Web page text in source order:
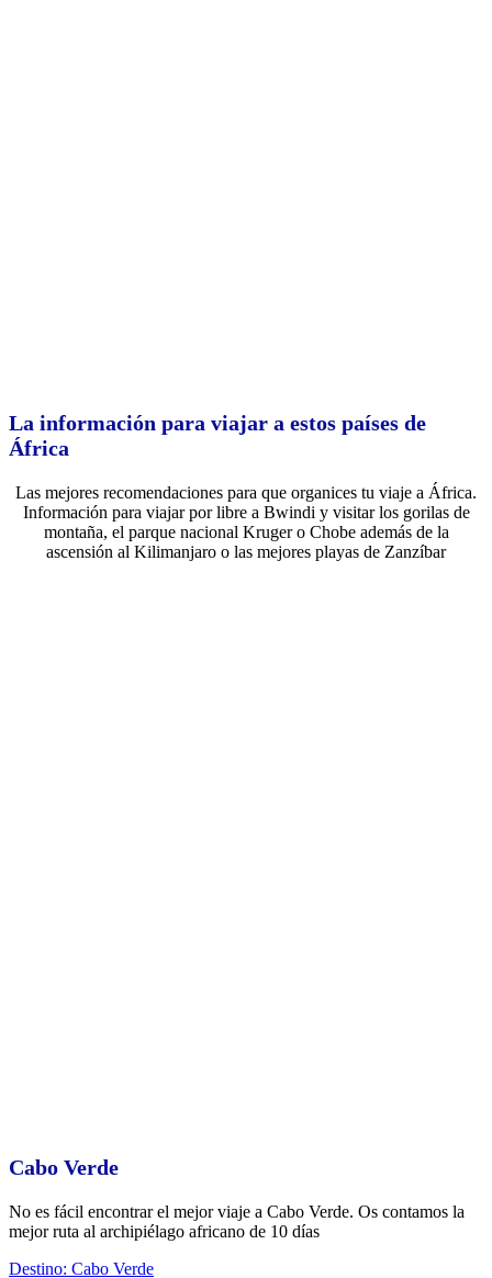
La información para viajar a estos países de
África
Las mejores recomendaciones para que organices tu viaje a África.
Información para viajar por libre a Bwindi y visitar los gorilas de
montaña, el parque nacional Kruger o Chobe además de la
ascensión al Kilimanjaro o las mejores playas de Zanzíbar
Cabo Verde
No es fácil encontrar el mejor viaje a Cabo Verde. Os contamos la
mejor ruta al archipiélago africano de 10 días
Destino: Cabo Verde